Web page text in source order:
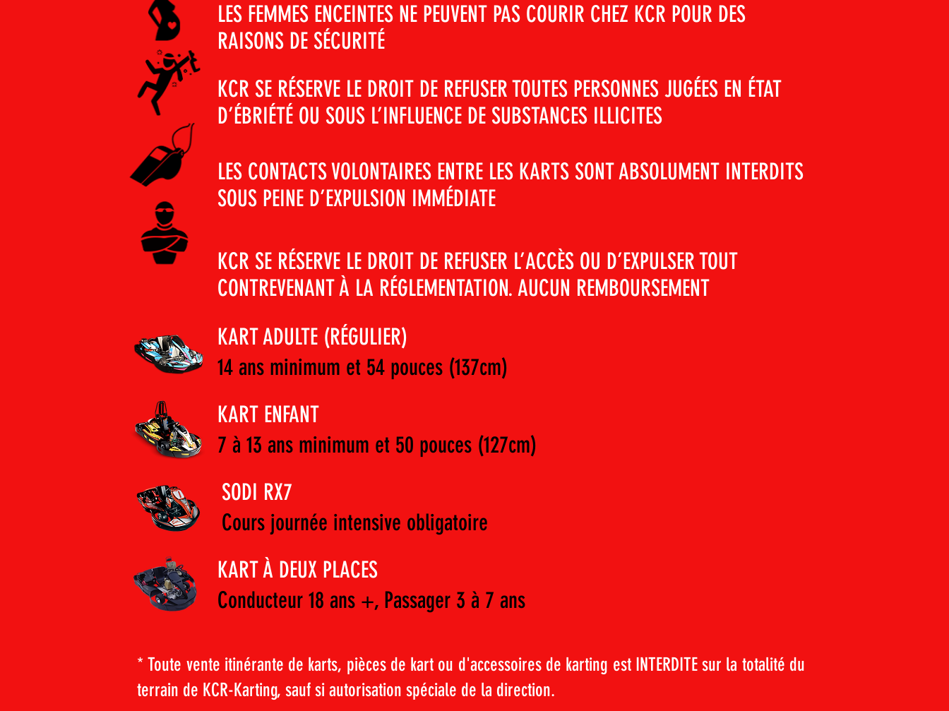
LES FEMMES ENCEINTES NE PEUVENT PAS COURIR CHEZ KCR POUR DES
RAISONS DE SÉCURITÉ
KCR SE RÉSERVE LE DROIT DE REFUSER TOUTES PERSONNES JUGÉES EN ÉTAT
D’ÉBRIÉTÉ OU SOUS L’INFLUENCE DE SUBSTANCES ILLICITES
LES CONTACTS VOLONTAIRES ENTRE LES KARTS SONT ABSOLUMENT INTERDITS
SOUS PEINE D’EXPULSION IMMÉDIATE
KCR SE RÉSERVE LE DROIT DE REFUSER L’ACCÈS OU D’EXPULSER TOUT
CONTREVENANT À LA RÉGLEMENTATION. AUCUN REMBOURSEMENT
KART ADULTE (RÉGULIER)
14 ans minimum et 54 pouces (137cm)
KART ENFANT
7 à 13 ans minimum et 50 pouces (127cm)
SODI RX7
Cours journée intensive obligatoire
KART À DEUX PLACES
Conducteur 18 ans +, Passager 3 à 7 ans
* Toute vente itinérante de karts, pièces de kart ou d'accessoires de karting est INTERDITE sur la totalité du
terrain de KCR-Karting, sauf si autorisation spéciale de la direction.